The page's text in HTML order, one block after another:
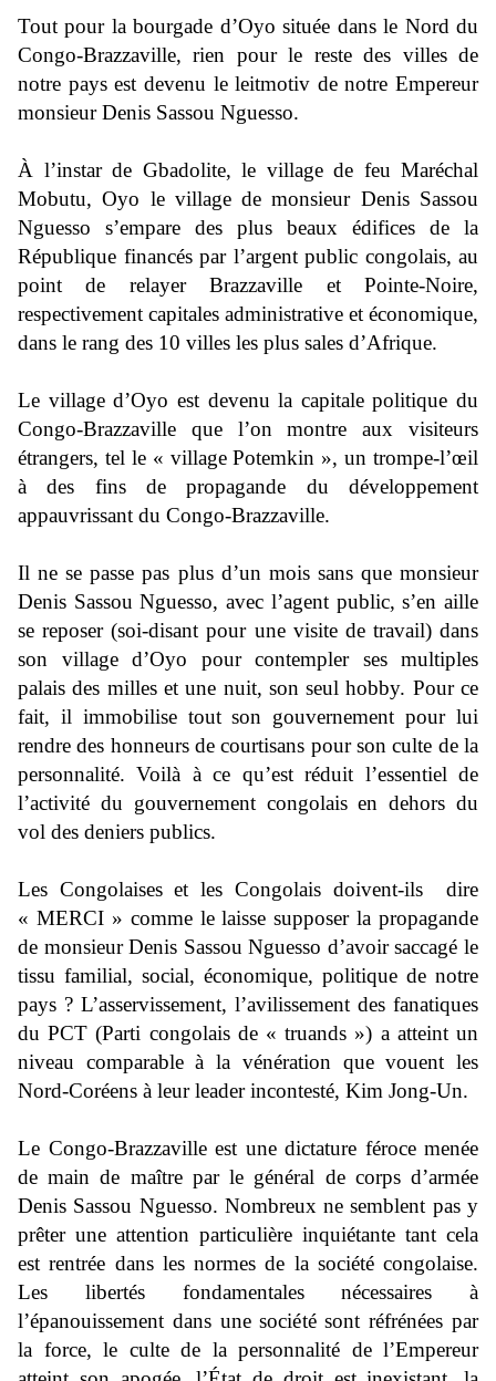
Tout pour la bourgade d’Oyo située dans le Nord du
Congo-Brazzaville, rien pour le reste des villes de
notre pays est devenu le leitmotiv de notre Empereur
monsieur Denis Sassou Nguesso.
À l’instar de Gbadolite, le village de feu Maréchal
Mobutu, Oyo le village de monsieur Denis Sassou
Nguesso s’empare des plus beaux édifices de la
République financés par l’argent public congolais, au
point de relayer Brazzaville et Pointe-Noire,
respectivement capitales administrative et économique,
dans le rang des 10 villes les plus sales d’Afrique.
Le village d’Oyo est devenu la capitale politique du
Congo-Brazzaville que l’on montre aux visiteurs
étrangers, tel le « village Potemkin », un trompe-l’œil
à des fins de propagande du développement
appauvrissant du Congo-Brazzaville.
Il ne se passe pas plus d’un mois sans que monsieur
Denis Sassou Nguesso, avec l’agent public, s’en aille
se reposer (soi-disant pour une visite de travail) dans
son village d’Oyo pour contempler ses multiples
palais des milles et une nuit, son seul hobby. Pour ce
fait, il immobilise tout son gouvernement pour lui
rendre des honneurs de courtisans pour son culte de la
personnalité. Voilà à ce qu’est réduit l’essentiel de
l’activité du gouvernement congolais en dehors du
vol des deniers publics.
Les Congolaises et les Congolais doivent-ils
dire
« MERCI » comme le laisse supposer la propagande
de monsieur Denis Sassou Nguesso d’avoir saccagé le
tissu familial, social, économique, politique de notre
pays ? L’asservissement, l’avilissement des fanatiques
du PCT (Parti congolais de « truands ») a atteint un
niveau comparable à la vénération que vouent les
Nord-Coréens à leur leader incontesté, Kim Jong-Un.
Le Congo-Brazzaville est une dictature féroce menée
de main de maître par le général de corps d’armée
Denis Sassou Nguesso. Nombreux ne semblent pas y
prêter une attention particulière inquiétante tant cela
est rentrée dans les normes de la société congolaise.
Les libertés fondamentales nécessaires à
l’épanouissement dans une société sont réfrénées par
la force, le culte de la personnalité de l’Empereur